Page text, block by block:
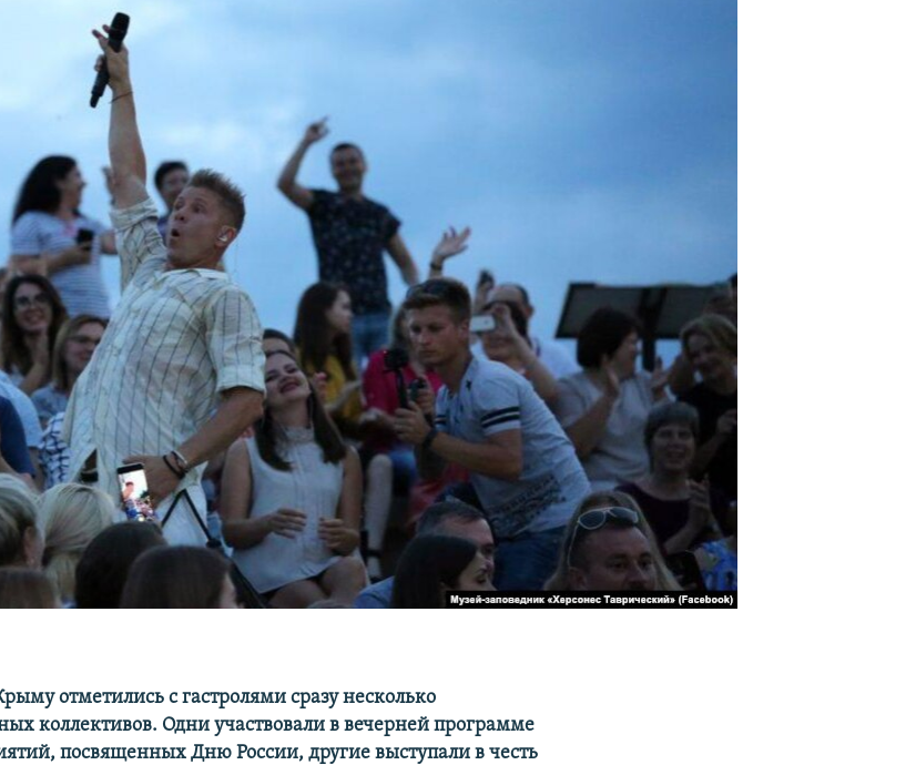
отметились с гастролями сразу несколько
коллективов. Одни участвовали в вечерней программе
посвященных Дню России, другие выступали в честь